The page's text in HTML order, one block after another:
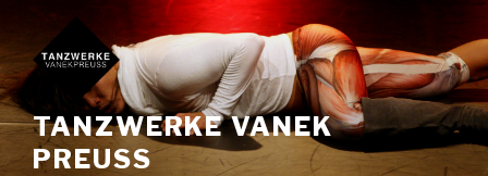
Inhalt
springen
TANZWERKE VANEK
PREUSS